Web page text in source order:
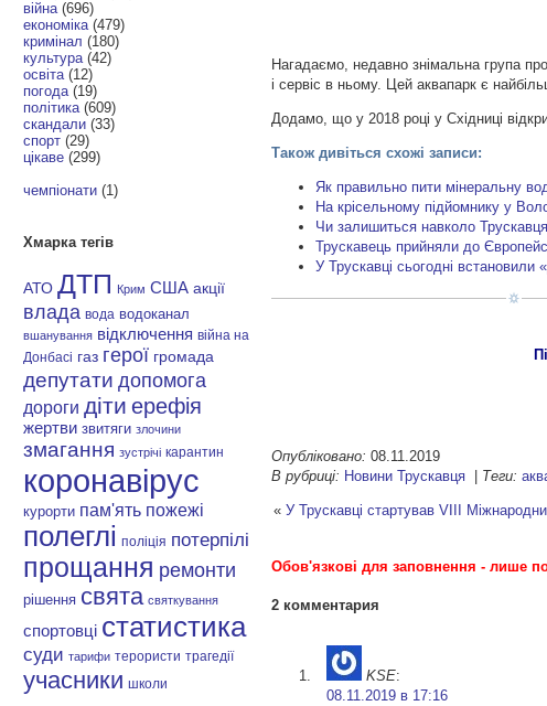
війна (696)
економіка (479)
кримінал (180)
культура (42)
освіта (12)
погода (19)
політика (609)
скандали (33)
спорт (29)
цікаве (299)
чемпіонати (1)
Хмарка тегів
АТО ДТП Крим США акції
влада вода водоканал
вшанування відключення війна на
Донбасі газ герої громада
депутати допомога
дороги діти ерефія
жертви звитяги злочини
змагання зустрічі карантин
коронавірус
курорти пам'ять пожежі
полеглі поліція потерпілі
прощання ремонти
рішення свята святкування
спортовці статистика
суди тарифи терористи трагедії
учасники школи
Нагадаємо, недавно знімальна група
і сервіс в ньому. Цей аквапарк є
Додамо, що у 2018 році у Східниці
Також дивіться схожі записи:
Як правильно пити мінеральну
На крісельному підйомнику у
Чи залишиться навколо
Трускавець прийняли до
У Трускавці сьогодні встановили
Опубліковано: 08.11.2019
В рубриці: Новини Трускавця | Теги:
« У Трускавці стартував VIII
Обов'язкові для заповнення - лише
2 комментария
KSE:
08.11.2019 в 17:16